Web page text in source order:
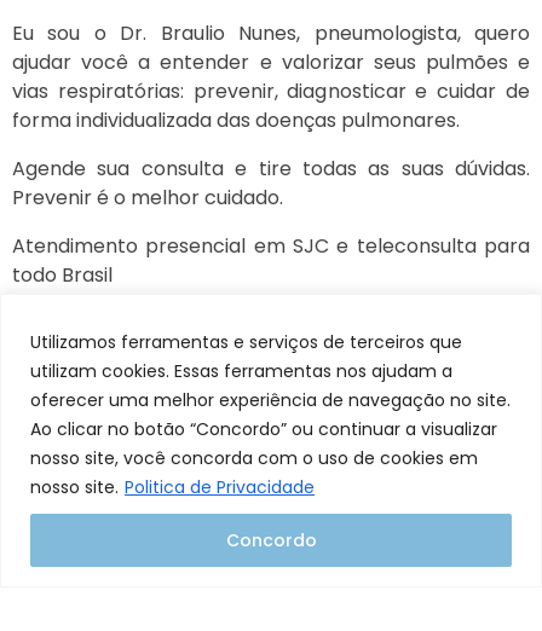
Utilizamos ferramentas e serviços de terceiros que
utilizam cookies. Essas ferramentas nos ajudam a
oferecer uma melhor experiência de navegação no site.
Ao clicar no botão “Concordo” ou continuar a visualizar
nosso site, você concorda com o uso de cookies em
nosso site. Politica de Privacidade
Concordo
Eu sou o Dr. Braulio Nunes, pneumologista, quero
ajudar você a entender e valorizar seus pulmões e
vias respiratórias: prevenir, diagnosticar e cuidar de
forma individualizada das doenças pulmonares.
Agende sua consulta e tire todas as suas dúvidas.
Prevenir é o melhor cuidado.
Atendimento presencial em SJC e teleconsulta para
todo Brasil